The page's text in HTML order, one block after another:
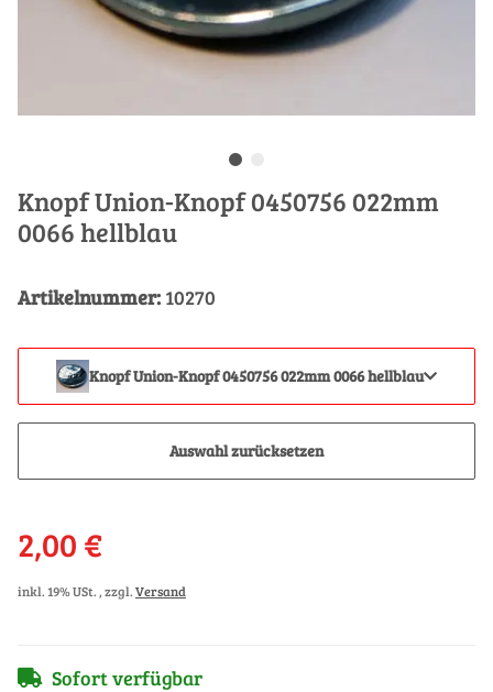
Knopf Union-Knopf 0450756 022mm
0066 hellblau
Artikelnummer: 10270
Knopf Union-Knopf 0450756 022mm 0066 hellblau
Auswahl zurücksetzen
2,00 €
inkl. 19% USt. , zzgl.Versand
Sofort verfügbar